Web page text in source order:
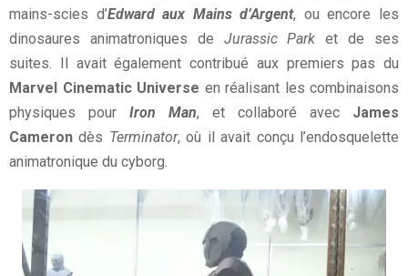
mains-scies d’Edward aux Mains d’Argent, ou encore les
dinosaures animatroniques de Jurassic Park et de ses
suites. Il avait également contribué aux premiers pas du
Marvel Cinematic Universe en réalisant les combinaisons
physiques pour Iron Man, et collaboré avec James
Cameron dès Terminator, où il avait conçu l’endosquelette
animatronique du cyborg.